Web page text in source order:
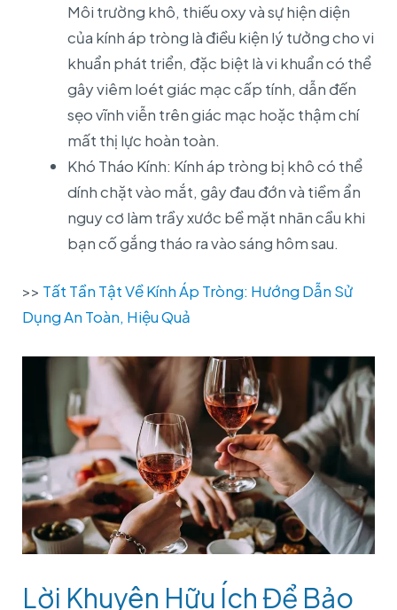
Môi trường khô, thiếu oxy và sự hiện diện
của kính áp tròng là điều kiện lý tưởng cho vi
khuẩn phát triển, đặc biệt là vi khuẩn có thể
gây viêm loét giác mạc cấp tính, dẫn đến
sẹo vĩnh viễn trên giác mạc hoặc thậm chí
mất thị lực hoàn toàn.
Khó Tháo Kính: Kính áp tròng bị khô có thể
dính chặt vào mắt, gây đau đớn và tiềm ẩn
nguy cơ làm trầy xước bề mặt nhãn cầu khi
bạn cố gắng tháo ra vào sáng hôm sau.
>> Tất Tần Tật Về Kính Áp Tròng: Hướng Dẫn Sử
Dụng An Toàn, Hiệu Quả
Lời Khuyên Hữu Ích Để Bảo